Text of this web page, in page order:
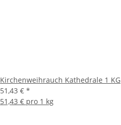
Kirchenweihrauch Kathedrale 1 KG
51,43 € *
51,43 € pro 1 kg